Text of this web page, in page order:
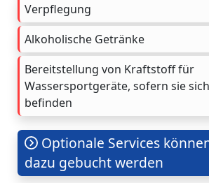
Verpflegung
Alkoholische Getränke
Bereitstellung von Kraftstoff für
Wassersportgeräte, sofern sie
befinden
Optionale Services
dazu gebucht werden